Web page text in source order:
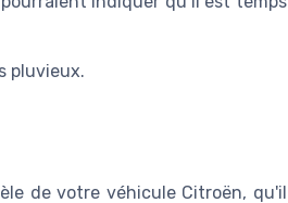
pluvieux.
de votre véhicule Citroën, qu'il